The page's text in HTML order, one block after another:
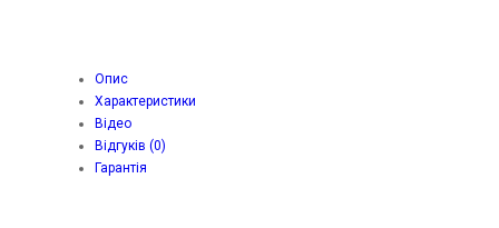
Опис
Характеристики
Відео
Відгуків (0)
Гарантія